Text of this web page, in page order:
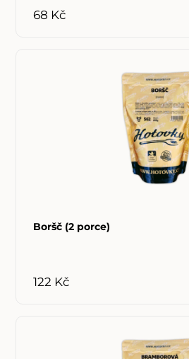
68 Kč
Boršč (2 porce)
122 Kč